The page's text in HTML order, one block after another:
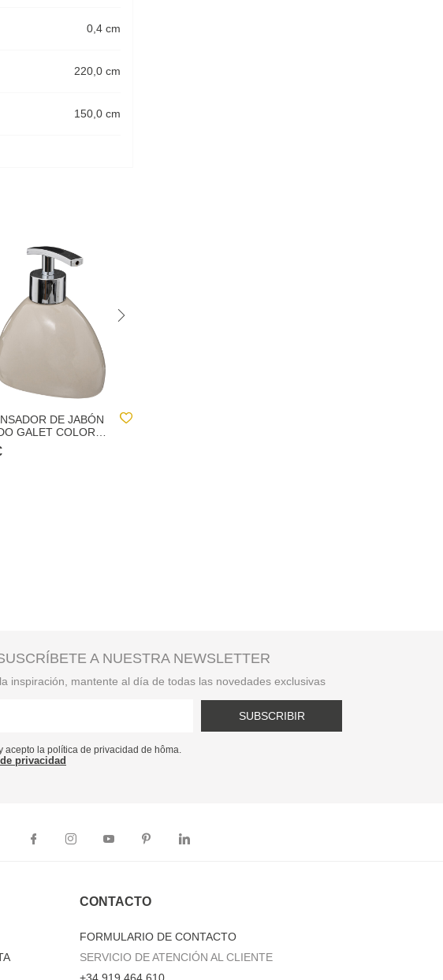
0,4 cm
220,0 cm
150,0 cm
DE JABÓN
GALET COLOR
A NUESTRA NEWSLETTER
inspiración, mantente al día de todas las novedades exclusivas
SUBSCRIBIR
acepto la política de privacidad de hôma.
privacidad
CONTACTO
FORMULARIO DE CONTACTO
SERVICIO DE ATENCIÓN AL CLIENTE